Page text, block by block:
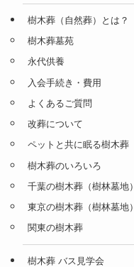
樹木葬（自然葬）とは？
樹木葬墓苑
永代供養
入会手続き・費用
よくあるご質問
改葬について
ペットと共に眠る樹木葬
樹木葬のいろいろ
千葉の樹木葬（樹林墓地）
東京の樹木葬（樹林墓地）
関東の樹木葬
樹木葬 バス見学会